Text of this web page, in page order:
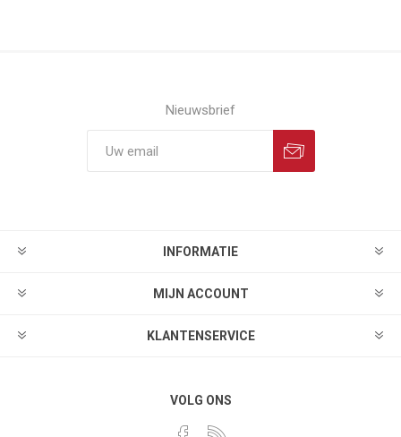
Nieuwsbrief
INFORMATIE
MIJN ACCOUNT
KLANTENSERVICE
VOLG ONS